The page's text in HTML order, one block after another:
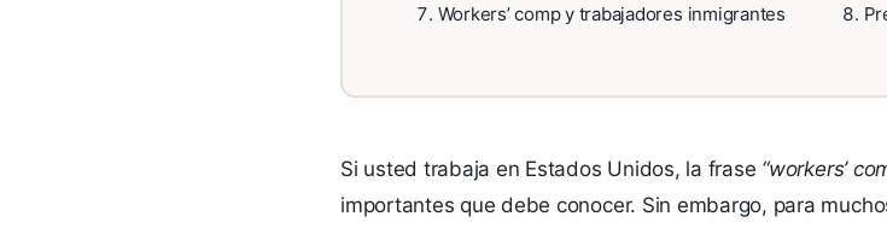
Workers’ comp y trabajadores inmigrantes
Si usted trabaja en Estados Unidos, la frase “workers’
importantes que debe conocer. Sin embargo, para